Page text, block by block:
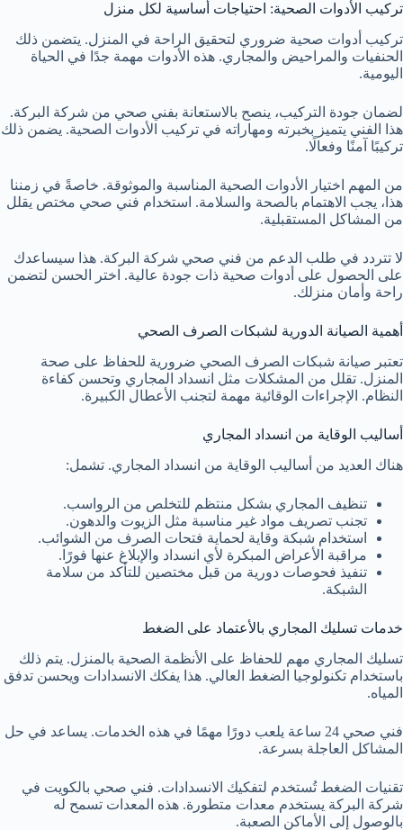
تركيب الأدوات الصحية: احتياجات أساسية لكل منزل
تركيب أدوات صحية ضروري لتحقيق الراحة في المنزل. يتضمن ذلك
الحنفيات والمراحيض والمجاري. هذه الأدوات مهمة جدًا في الحياة
اليومية.
لضمان جودة التركيب، ينصح بالاستعانة بفني صحي من شركة البركة.
هذا الفني يتميز بخبرته ومهاراته في تركيب الأدوات الصحية. يضمن ذلك
تركيبًا آمنًا وفعالًا.
من المهم اختيار الأدوات الصحية المناسبة والموثوقة. خاصةً في زمننا
هذا، يجب الاهتمام بالصحة والسلامة. استخدام فني صحي مختص يقلل
من المشاكل المستقبلية.
لا تتردد في طلب الدعم من فني صحي شركة البركة. هذا سيساعدك
على الحصول على أدوات صحية ذات جودة عالية. اختر الحسن لتضمن
راحة وأمان منزلك.
أهمية الصيانة الدورية لشبكات الصرف الصحي
تعتبر صيانة شبكات الصرف الصحي ضرورية للحفاظ على صحة
المنزل. تقلل من المشكلات مثل انسداد المجاري وتحسن كفاءة
النظام. الإجراءات الوقائية مهمة لتجنب الأعطال الكبيرة.
أساليب الوقاية من انسداد المجاري
هناك العديد من أساليب الوقاية من انسداد المجاري. تشمل:
تنظيف المجاري بشكل منتظم للتخلص من الرواسب.
تجنب تصريف مواد غير مناسبة مثل الزيوت والدهون.
استخدام شبكة وقاية لحماية فتحات الصرف من الشوائب.
مراقبة الأعراض المبكرة لأي انسداد والإبلاغ عنها فورًا.
تنفيذ فحوصات دورية من قبل مختصين للتأكد من سلامة
الشبكة.
خدمات تسليك المجاري بالأعتماد على الضغط
تسليك المجاري مهم للحفاظ على الأنظمة الصحية بالمنزل. يتم ذلك
باستخدام تكنولوجيا الضغط العالي. هذا يفكك الانسدادات ويحسن تدفق
المياه.
فني صحي 24 ساعة
يلعب دورًا مهمًا في هذه الخدمات. يساعد في حل
المشاكل العاجلة بسرعة.
تقنيات الضغط تُستخدم لتفكيك الانسدادات. فني صحي بالكويت في
شركة البركة يستخدم معدات متطورة. هذه المعدات تسمح له
بالوصول إلى الأماكن الصعبة.